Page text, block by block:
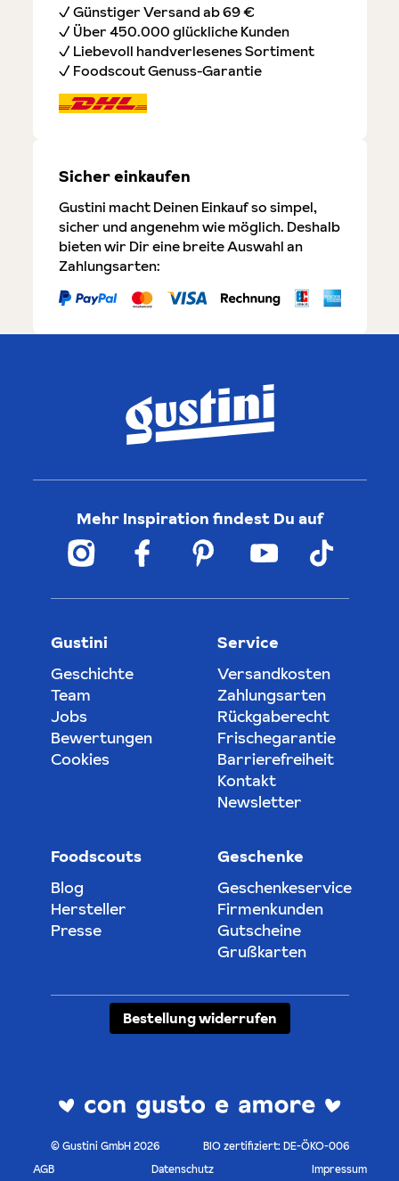
✓ Günstiger Versand ab 69 €
✓ Über 450.000 glückliche Kunden
✓ Liebevoll handverlesenes Sortiment
✓ Foodscout Genuss-Garantie
Sicher einkaufen
Gustini macht Deinen Einkauf so simpel,
sicher und angenehm wie möglich. Deshalb
bieten wir Dir eine breite Auswahl an
Zahlungsarten:
Mehr Inspiration findest Du auf
Gustini
Geschichte
Team
Jobs
Bewertungen
Cookies
Service
Versandkosten
Zahlungsarten
Rückgaberecht
Frischegarantie
Barrierefreiheit
Kontakt
Newsletter
Foodscouts
Blog
Hersteller
Presse
Geschenke
Geschenkeservice
Firmenkunden
Gutscheine
Grußkarten
Bestellung widerrufen
© Gustini GmbH 2026
BIO zertifiziert: DE-ÖKO-006
AGB
Datenschutz Impressum